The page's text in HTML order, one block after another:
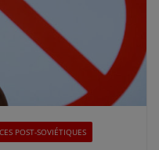
POST-SOVIÉTIQUES